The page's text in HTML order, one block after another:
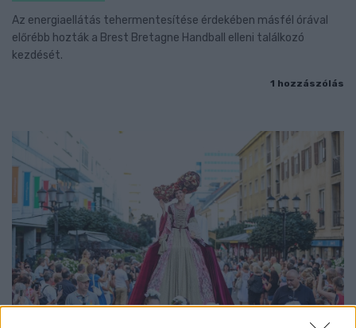
Az energiaellátás tehermentesítése érdekében másfél órával
előrébb hozták a Brest Bretagne Handball elleni találkozó
kezdését.
1 hozzászólás